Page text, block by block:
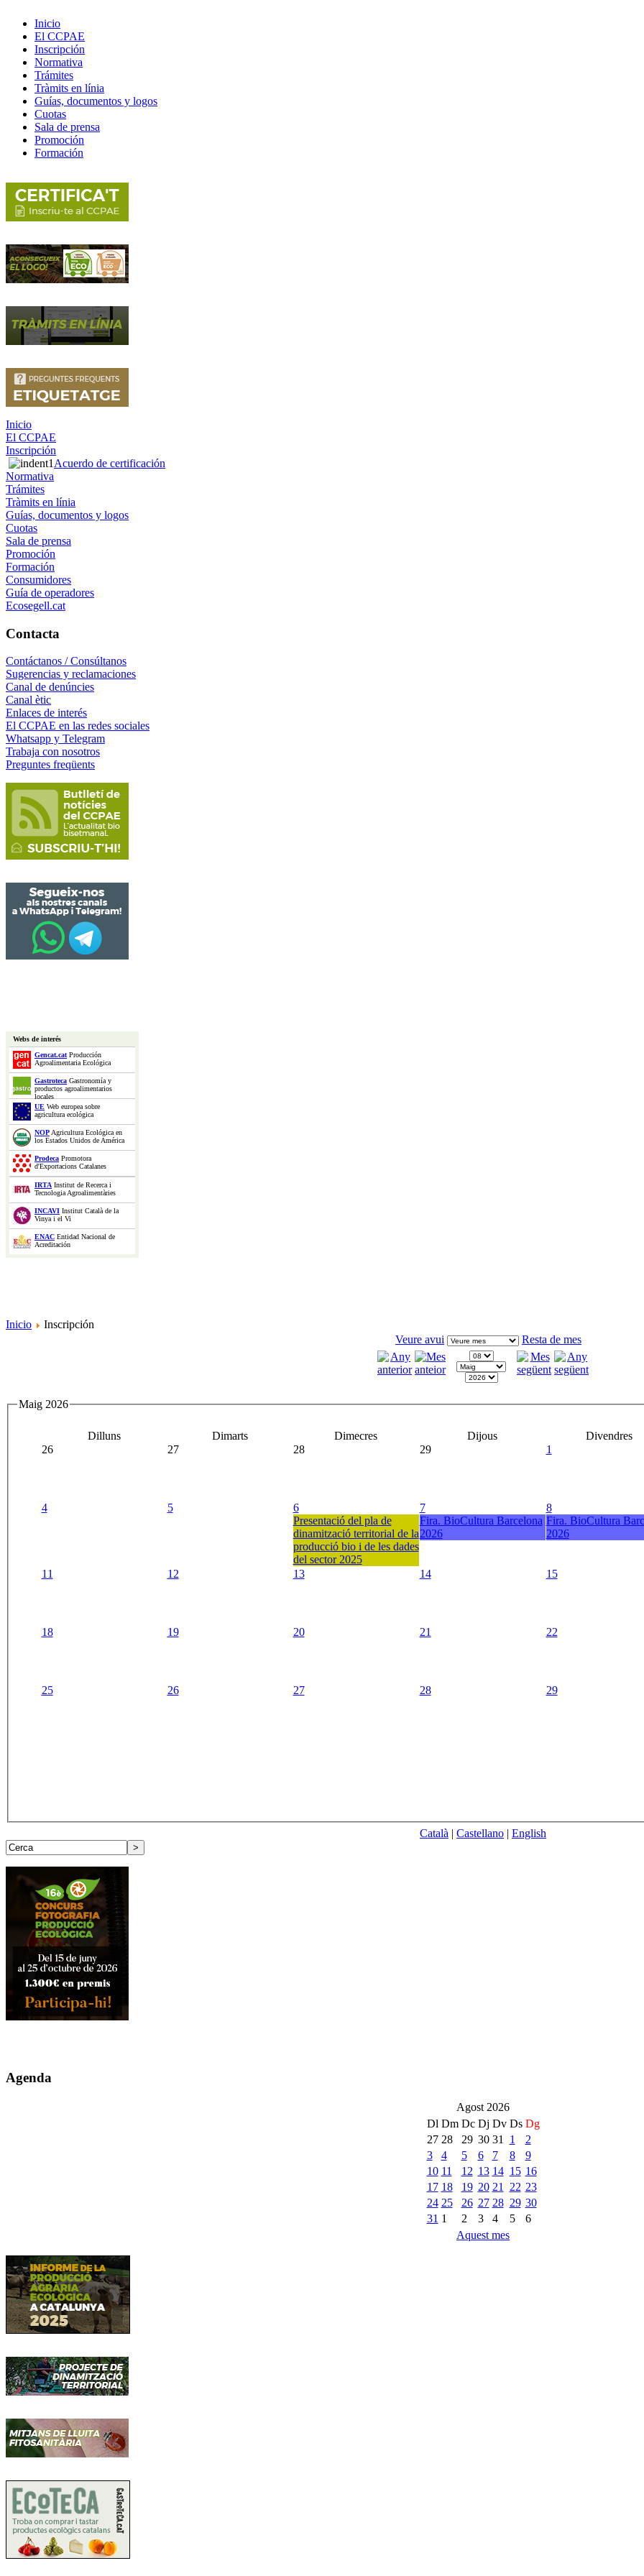
Inicio
El CCPAE
Inscripción
Normativa
Trámites
Tràmits en línia
Guías, documentos y logos
Cuotas
Sala de prensa
Promoción
Formación
Inicio
El CCPAE
Inscripción
Acuerdo de certificación
Normativa
Trámites
Tràmits en línia
Guías, documentos y logos
Cuotas
Sala de prensa
Promoción
Formación
Consumidores
Guía de operadores
Ecosegell.cat
Contacta
Contáctanos / Consúltanos
Sugerencias y reclamaciones
Canal de denúncies
Canal ètic
Enlaces de interés
El CCPAE en las redes sociales
Whatsapp y Telegram
Trabaja con nosotros
Preguntes freqüents
Webs de interés
Gencat.catProducción
Agroalimentaria Ecológica
Gastroteca Gastronomía y
productos agroalimentarios
locales
UE Web europea sobre
agricultura ecológica
NOPAgricultura Ecológica en
los Estados Unidos de América
Prodeca Promotora
d'Exportacions Catalanes
IRTA Institut de Recerca i
Tecnologia Agroalimentàries
INCAVI Institut Català de la
Vinya i el Vi
ENAC Entidad Nacional de
Acreditación
Inicio
Inscripción
Veure avui
Resta de mes
Maig 2026
Dilluns Dimarts Dimecres Dijous Divendres
26
27 28 29 1
4 5
6
Presentació del pla de
dinamització territorial de la
producció bio i de les dades
del sector 2025
7
Fira. BioCultura Barcelona
2026
8
Fira. BioCultura
2026
11 12 13 14 15
18 19 20 21 22
25 26 27 28 29
Català | Castellano | English
Agenda
Agost 2026
Dl Dm Dc Dj Dv Ds Dg
27 28 29 30 31 1
2
3
4 5 6 7 8
9
10 11 12 13 14 15 16
17 18 19 20 21 22 23
24 25 26 27 28 29 30
31 1 2 3 4 5
6
Aquest mes